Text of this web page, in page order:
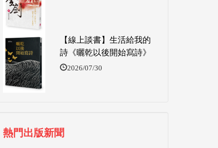
【線上談書】生活給我的
詩《曬乾以後開始寫詩》
2026/07/30
熱門出版新聞